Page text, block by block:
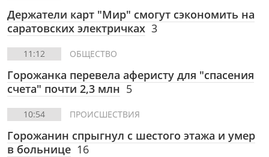
Держатели карт "Мир" смогут сэкономить на
саратовских электричках 3
11:12 ОБЩЕСТВО
Горожанка перевела аферисту для "спасения
счета" почти 2,3 млн 5
10:54 ПРОИСШЕСТВИЯ
Горожанин спрыгнул с шестого этажа и умер
в больнице 16